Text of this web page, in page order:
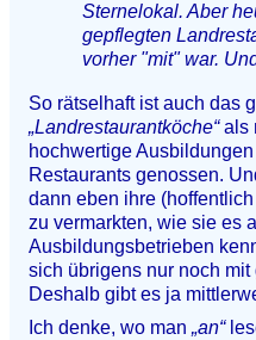
Sternelokal. Aber
gepflegten
vorher "mit" war.
So rätselhaft ist auch das
„Landrestaurantköche“als
hochwertige
Restaurants genossen.
dann eben ihre
zu vermarkten, wie sie es
Ausbildungsbetrieben
sich übrigens nur noch
Deshalb gibt es ja
Ich denke, wo man „an“